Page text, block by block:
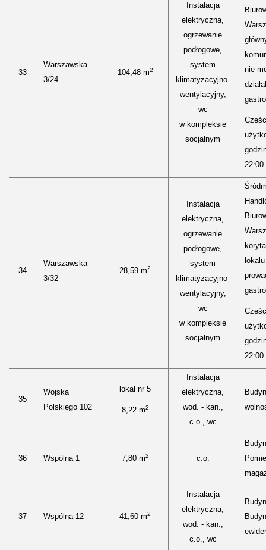
33
Warszawska
3/24
104,48 m2
Instalacja
elektryczna,
ogrzewanie
podłogowe,
system
klimatyzacyjno-
wentylacyjny,
wc
w kompleksie
socjalnym
nie
22:00.
34
Warszawska
3/32
28,59 m2
Instalacja
elektryczna,
ogrzewanie
podłogowe,
system
klimatyzacyjno-
wentylacyjny,
wc
w kompleksie
socjalnym
22:00.
35
Wojska
Polskiego 102
lokal nr 5
8,22 m2
Instalacja
elektryczna,
wod. - kan.,
c.o., wc
36 Wspólna 1 7,80 m2 c.o.
37 Wspólna 12 41,60 m2
Instalacja
elektryczna,
wod. - kan.,
c.o., wc